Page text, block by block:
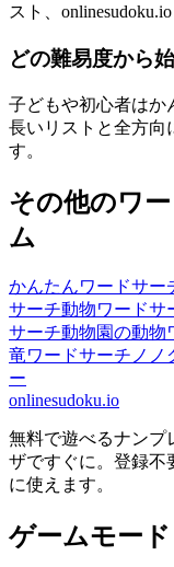
スト、
どの難易度から
子どもや初心者はか
長いリストと全方向
す。
その他のワ
ム
かんたんワードサー
サーチ動物ワードサ
サーチ動物園の動物
竜ワードサーチ ノノ
ー
onlinesudoku.io
無料で遊べるナンプ
ザですぐに。登録不
に使えます。
ゲームモード